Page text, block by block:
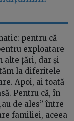
pentru că
exploatare
alte țări, dar și
la diferitele
Apoi, ai toată
Pentru că, în
de ales” între
familiei, aceea